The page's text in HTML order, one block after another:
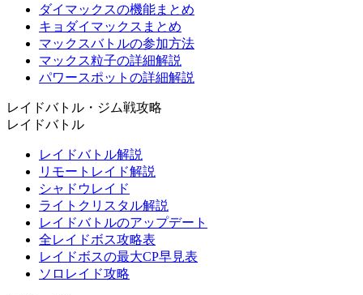
ダイマックスの機能まとめ
キョダイマックスまとめ
マックスバトルの参加方法
マックス粒子の詳細解説
パワースポットの詳細解説
レイドバトル・ジム戦攻略
レイドバトル
レイドバトル解説
リモートレイド解説
シャドウレイド
ライトクリスタル解説
レイドバトルのアップデート
全レイドボス攻略表
レイドボスの最大CP早見表
ソロレイド攻略